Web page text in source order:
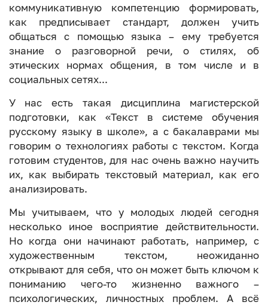
коммуникативную компетенцию формировать,
как предписывает стандарт, должен учить
общаться с помощью языка – ему требуется
знание о разговорной речи, о стилях, об
этических нормах общения, в том числе и в
социальных сетях...
У нас есть такая дисциплина магистерской
подготовки, как «Текст в системе обучения
русскому языку в школе», а с бакалаврами мы
говорим о технологиях работы с текстом. Когда
готовим студентов, для нас очень важно научить
их, как выбирать текстовый материал, как его
анализировать.
Мы учитываем, что у молодых людей сегодня
несколько иное восприятие действительности.
Но когда они начинают работать, например, с
художественным текстом, неожиданно
открывают для себя, что он может быть ключом к
пониманию чего-то жизненно важного –
психологических, личностных проблем. А всё